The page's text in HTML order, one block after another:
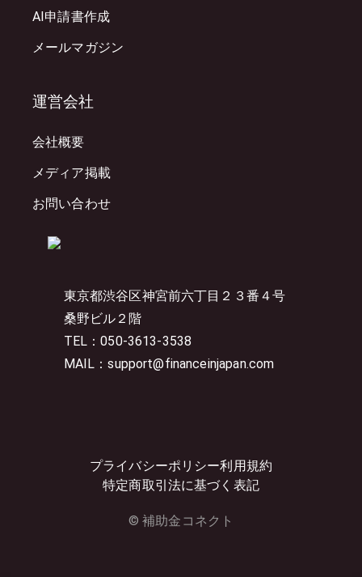
東京都渋谷区神宮前六丁目２３番４号
桑野ビル２階
TEL：050-3613-3538
MAIL：support@financeinjapan.com
プライバシーポリシー利用規約
特定商取引法に基づく表記
© 補助金コネクト
AI申請書作成
メールマガジン
運営会社
会社概要
メディア掲載
お問い合わせ